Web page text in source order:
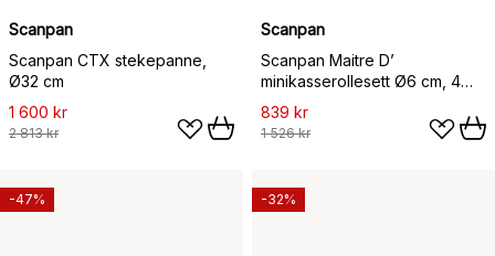
Scanpan
Scanpan CTX stekepanne,
Ø32 cm
1 600 kr
2 813 kr
Scanpan
Scanpan Maitre D’
minikasserollesett Ø6 cm, 4
deler
839 kr
1 526 kr
-47% -32%